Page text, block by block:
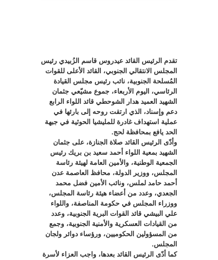
تقدم الرئيس القائد عيدروس قاسم الزُبيدي رئيس
المجلس الانتقالي الجنوبي، القائد الأعلى للقوات
المُسلحة الجنوبية، نائب رئيس مجلس القيادة
الرئاسي، اليوم الأربعاء، جموع مشيّعي جثمان
الشهيد العميد هدار الشوحطي قائد اللواء الرابع
دعم وإسناد، الذي ارتقت روحه إلى بارئها في
عملية استهداف غادرة للمليشيا الحوثية في جبهة
الحد يافع بمحافظة لحج.
وأدّى الرئيس القائد صلاة الجنازة، على جثمان
الشهيد بمعية اللواء أحمد سعيد بن بريك رئيس
الجمعية الوطنية، والأمين العامة لهيئة رئاسة
المجلس، ووزير الدولة، محافظ العاصمة عدن
أحمد حامد لملس، ونائب الأمين فضل محمد
الجعدي، وعدد من أعضاء هيئة رئاسة المجلس،
ووزراء المجلس في حكومة المناصفة، واللواء
علي البيشي قائد القوات البرية الجنوبية، وعدد
من القيادات العسكرية والأمنية الجنوبية، وجمع
من المسؤولين الحكوميين، ورؤساء دوائر ولجان
المجلس.
كما أدّى الرئيس القائد بعدها، واجب العزاء لأسرة